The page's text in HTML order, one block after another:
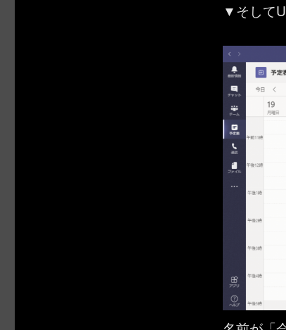
▼そして